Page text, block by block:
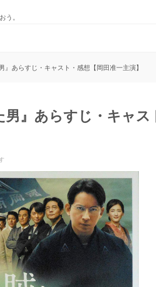
う。
』あらすじ・キャスト・感想【岡田准一主演】
』あらすじ・キャス